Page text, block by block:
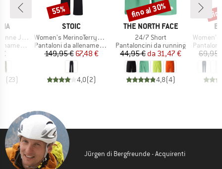
Joggers
(23)
MARCHIO
STOIC
Articolo
Women's MerinoTerry250 BaraSt. Wide Pants
Gruppo di prodotti
Pantaloni da allenamento
Prezzo
149,95 €Prezzo ridotto
67,48 €
4,0(2)
Sconto
55%
MARCHIO
THE NORTH FACE
Articolo
24/7 Short
Gruppo di prodotti
Pantaloncini da running
Prezzo
44,95 € Prezzo ridotto
da 31,47 €
4,8(4)
Sconto
fino al 30%
Articolo
Women's
Gruppo
Pantaloni
69,95
Jürgen di Bergfreunde - Acquirenti